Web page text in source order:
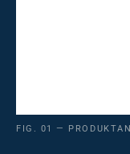
FIG. 01 —